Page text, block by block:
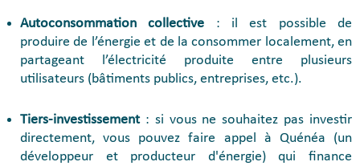
Autoconsommation collective : il est possible de
produire de l’énergie et de la consommer localement, en
partageant l’électricité produite entre plusieurs
utilisateurs (bâtiments publics, entreprises, etc.).
Tiers-investissement : si vous ne souhaitez pas investir
directement, vous pouvez faire appel à Quénéa (un
développeur et producteur d'énergie) qui finance